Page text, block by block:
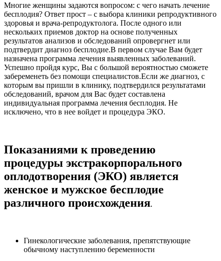
Многие женщины задаются вопросом: с чего начать лечение
бесплодия? Ответ прост – с выбора клиники репродуктивного
здоровья и врача-репродуктолога. После одного или
нескольких приемов доктор на основе полученных
результатов анализов и обследований опровергнет или
подтвердит диагноз бесплодие.В первом случае Вам будет
назначена программа лечения выявленных заболеваний.
Успешно пройдя курс, Вы с большой вероятностью сможете
забеременеть без помощи специалистов.Если же диагноз, с
которым вы пришли в клинику, подтвердился результатами
обследований, врачом для Вас будет составлена
индивидуальная программа лечения бесплодия. Не
исключено, что в нее войдет и процедура ЭКО.
Показаниями к проведению
процедуры экстракорпорального
оплодотворения (ЭКО) является
женское и мужское бесплодие
различного происхождения.
Гинекологические заболевания, препятствующие
обычному наступлению беременности